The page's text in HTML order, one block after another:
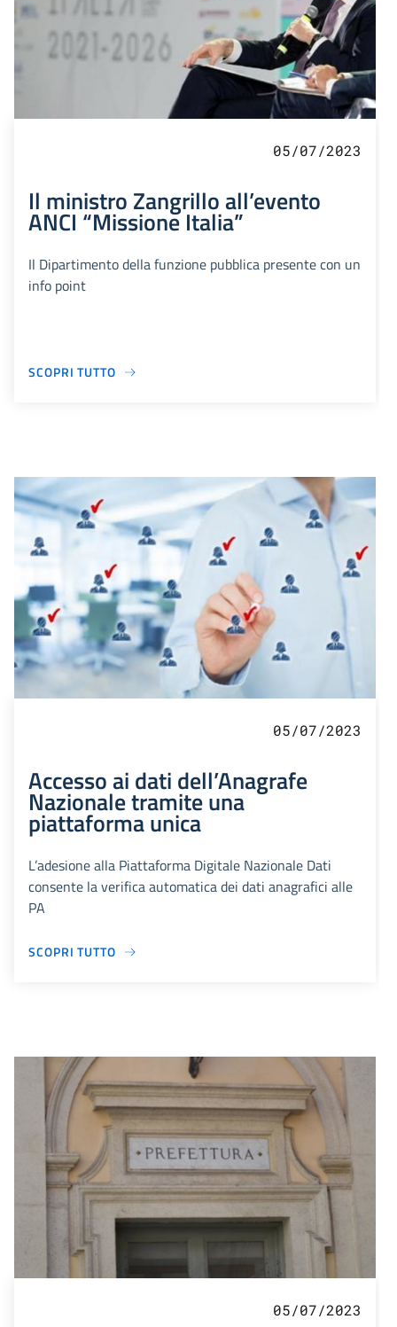
05/07/2023
Il ministro Zangrillo all’evento
ANCI “Missione Italia”
Il Dipartimento della funzione pubblica presente con un
info point
SCOPRI TUTTO
05/07/2023
Accesso ai dati dell’Anagrafe
Nazionale tramite una
piattaforma unica
L’adesione alla Piattaforma Digitale Nazionale Dati
consente la verifica automatica dei dati anagrafici alle
PA
SCOPRI TUTTO
05/07/2023